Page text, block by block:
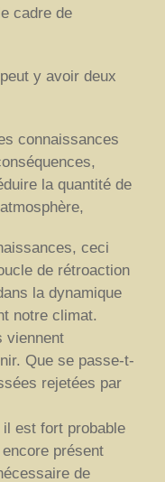
cadre de
y avoir deux
connaissances
la quantité de
ceci
de rétroaction
la dynamique
notre climat.
viennent
Que se passe-t-
rejetées par
est fort probable
présent
de